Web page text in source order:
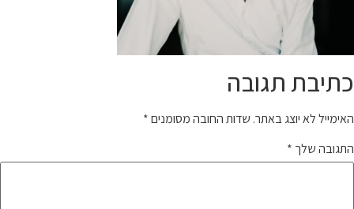
כתיבת תגובה
האימייל לא יוצג באתר. שדות החובה מסומנים*
התגובה שלך *